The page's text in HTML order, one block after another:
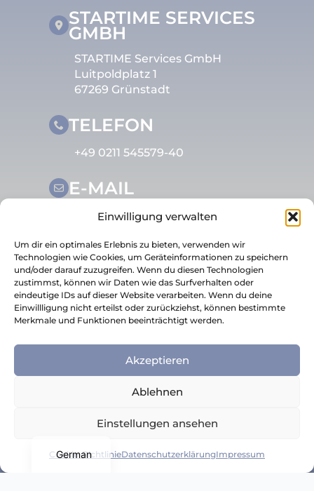
Einwilligung verwalten
Um dir ein optimales Erlebnis zu bieten, verwenden wir
Technologien wie Cookies, um Geräteinformationen zu speichern
und/oder darauf zuzugreifen. Wenn du diesen Technologien
zustimmst, können wir Daten wie das Surfverhalten oder
eindeutige IDs auf dieser Website verarbeiten. Wenn du deine
Einwillligung nicht erteilst oder zurückziehst, können bestimmte
Merkmale und Funktionen beeinträchtigt werden.
Akzeptieren
Ablehnen
Einstellungen ansehen
Cookie-RichtlinieDatenschutzerklärungImpressum
STARTIME SERVICES
GMBH
STARTIME Services GmbH
Luitpoldplatz 1
67269 Grünstadt
TELEFON
+49 0211 545579-40
E-MAIL
info@startime-services.de
© 2026 STARTIME Services GmbH
Datenschutzerklärung
Datenschutzerklärung für Social Media
Gender-Hinweis: Aus Gründen der besseren
Lesbarkeit wird auf die gleichzeitige Verwendung
der Sprachformen männlich, weiblich und divers
German